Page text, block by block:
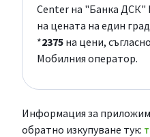
Center на "Банка ДСК"
на цената на един
*2375 на цени,
Мобилния оператор.
Информация за
обратно изкупуване тук: